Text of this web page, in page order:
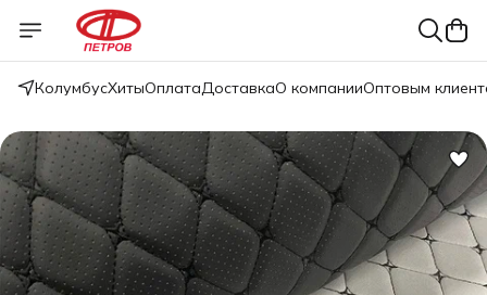
КолумбусХитыОплатаДоставкаО компанииОптовым